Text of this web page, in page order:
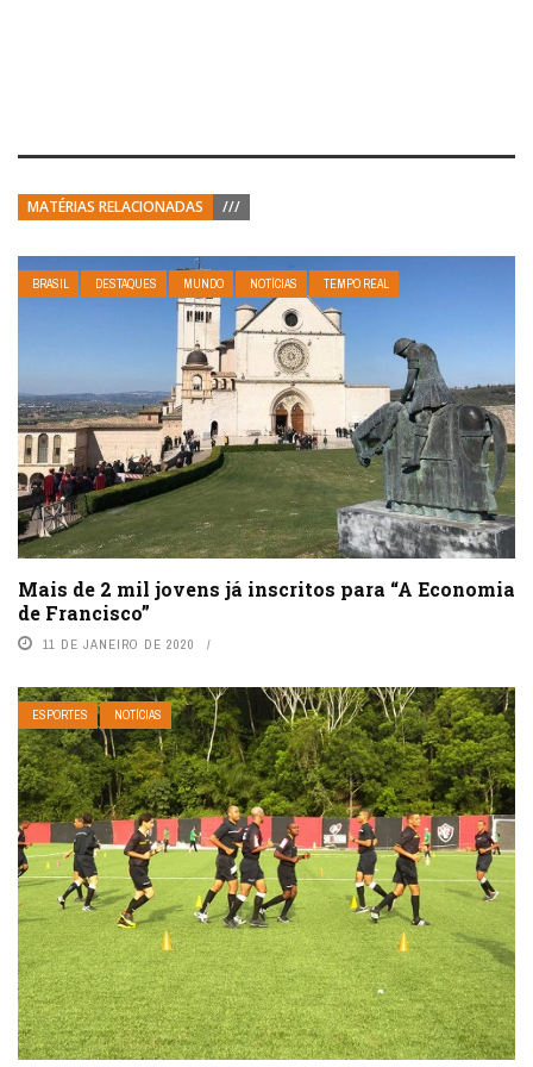
MATÉRIAS RELACIONADAS ///
BRASIL DESTAQUES MUNDO NOTÍCIAS TEMPO REAL
Mais de 2 mil jovens já inscritos para “A Economia
de Francisco”
11 DE JANEIRO DE 2020
ESPORTES NOTÍCIAS